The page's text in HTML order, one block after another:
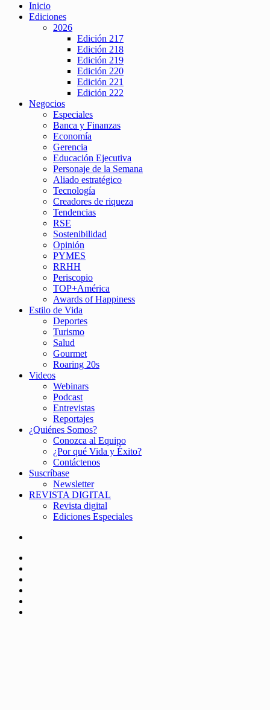
Inicio
Ediciones
2026
Edición 217
Edición 218
Edición 219
Edición 220
Edición 221
Edición 222
Negocios
Especiales
Banca y Finanzas
Economía
Gerencia
Educación Ejecutiva
Personaje de la Semana
Aliado estratégico
Tecnología
Creadores de riqueza
Tendencias
RSE
Sostenibilidad
Opinión
PYMES
RRHH
Periscopio
TOP+América
Awards of Happiness
Estilo de Vida
Deportes
Turismo
Salud
Gourmet
Roaring 20s
Videos
Webinars
Podcast
Entrevistas
Reportajes
¿Quiénes Somos?
Conozca al Equipo
¿Por qué Vida y Éxito?
Contáctenos
Suscríbase
Newsletter
REVISTA DIGITAL
Revista digital
Ediciones Especiales